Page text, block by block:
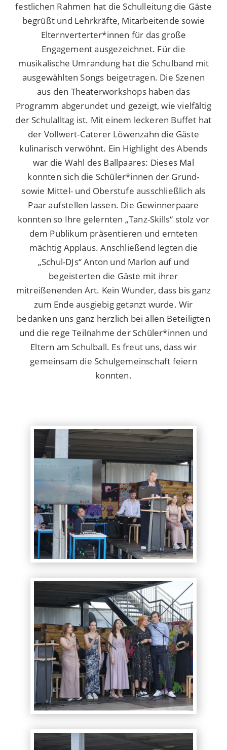
festlichen Rahmen hat die Schulleitung die Gäste
begrüßt und Lehrkräfte, Mitarbeitende sowie
Elternverterter*innen für das große
Engagement ausgezeichnet. Für die
musikalische Umrandung hat die Schulband mit
ausgewählten Songs beigetragen. Die Szenen
aus den Theaterworkshops haben das
Programm abgerundet und gezeigt, wie vielfältig
der Schulalltag ist. Mit einem leckeren Buffet hat
der Vollwert-Caterer Löwenzahn die Gäste
kulinarisch verwöhnt. Ein Highlight des Abends
war die Wahl des Ballpaares: Dieses Mal
konnten sich die Schüler*innen der Grund-
sowie Mittel- und Oberstufe ausschließlich als
Paar aufstellen lassen. Die Gewinnerpaare
konnten so Ihre gelernten „Tanz-Skills“ stolz vor
dem Publikum präsentieren und ernteten
mächtig Applaus. Anschließend legten die
„Schul-DJs“ Anton und Marlon auf und
begeisterten die Gäste mit ihrer
mitreißenenden Art. Kein Wunder, dass bis ganz
zum Ende ausgiebig getanzt wurde. Wir
bedanken uns ganz herzlich bei allen Beteiligten
und die rege Teilnahme der Schüler*innen und
Eltern am Schulball. Es freut uns, dass wir
gemeinsam die Schulgemeinschaft feiern
konnten.